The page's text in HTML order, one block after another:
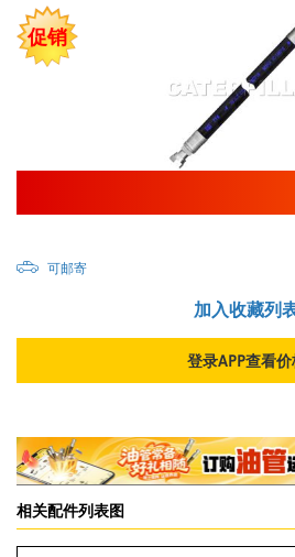
促销
可邮寄
加入收藏列
登录APP查看价
相关配件列表图